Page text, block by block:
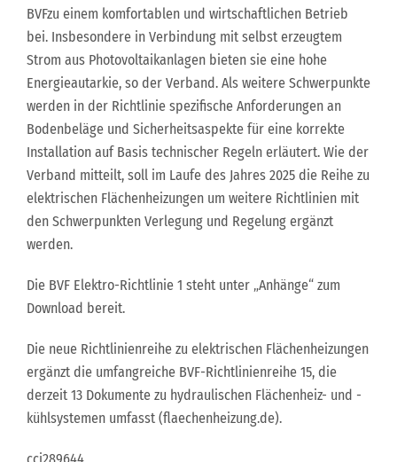
BVFzu einem komfortablen und wirtschaftlichen Betrieb
bei. Insbesondere in Verbindung mit selbst erzeugtem
Strom aus Photovoltaikanlagen bieten sie eine hohe
Energieautarkie, so der Verband. Als weitere Schwerpunkte
werden in der Richtlinie spezifische Anforderungen an
Bodenbeläge und Sicherheitsaspekte für eine korrekte
Installation auf Basis technischer Regeln erläutert. Wie der
Verband mitteilt, soll im Laufe des Jahres 2025 die Reihe zu
elektrischen Flächenheizungen um weitere Richtlinien mit
den Schwerpunkten Verlegung und Regelung ergänzt
werden.
Die BVF Elektro-Richtlinie 1 steht unter „Anhänge“ zum
Download bereit.
Die neue Richtlinienreihe zu elektrischen Flächenheizungen
ergänzt die umfangreiche BVF-Richtlinienreihe 15, die
derzeit 13 Dokumente zu hydraulischen Flächenheiz- und -
kühlsystemen umfasst (flaechenheizung.de).